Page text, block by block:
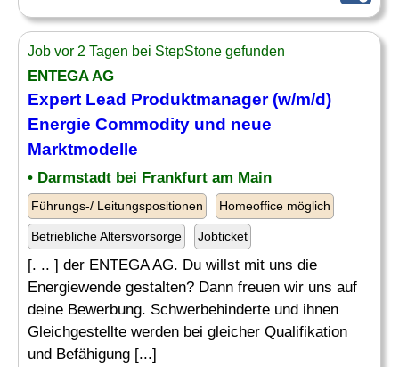
Job vor 2 Tagen bei StepStone gefunden
ENTEGA AG
Expert Lead Produktmanager (w/m/d)
Energie Commodity und neue
Marktmodelle
• Darmstadt bei Frankfurt am Main
Führungs-/ Leitungspositionen Homeoffice möglich
Betriebliche Altersvorsorge Jobticket
[. .. ] der ENTEGA AG. Du willst mit uns die
Energiewende gestalten? Dann freuen wir uns auf
deine Bewerbung. Schwerbehinderte und ihnen
Gleichgestellte werden bei gleicher Qualifikation
und Befähigung [...]